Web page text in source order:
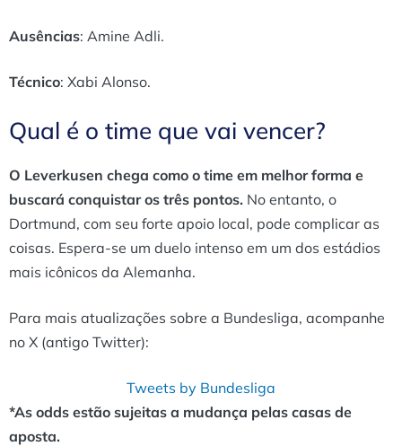
Ausências: Amine Adli.
Técnico: Xabi Alonso.
Qual é o time que vai vencer?
O Leverkusen chega como o time em melhor forma e
buscará conquistar os três pontos. No entanto, o
Dortmund, com seu forte apoio local, pode complicar as
coisas. Espera-se um duelo intenso em um dos estádios
mais icônicos da Alemanha.
Para mais atualizações sobre a Bundesliga, acompanhe
no X (antigo Twitter):
Tweets by Bundesliga
*As odds estão sujeitas a mudança pelas casas de
aposta.